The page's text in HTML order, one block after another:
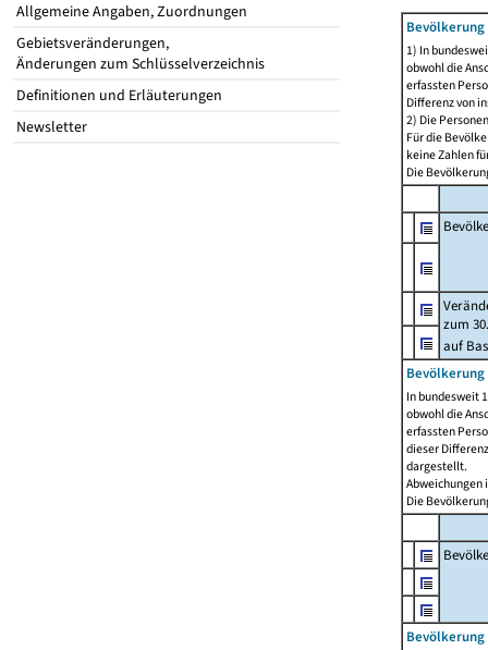
Allgemeine Angaben, Zuordnungen
Gebietsveränderungen,
Änderungen zum Schlüsselverzeichnis
Definitionen und Erläuterungen
Newsletter
1) In
obwohl die
erfassten
Differenz von
2) Die
Für die
keine Zahlen
Die
zum
auf
Bevölkerung
In bundesweit
obwohl die
erfassten
dieser
dargestellt.
Abweichungen
Die